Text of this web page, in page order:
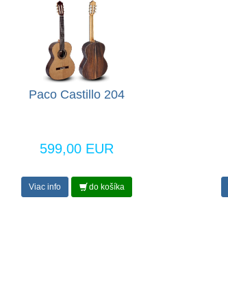
Paco Castillo 204
599,00 EUR
Viac info do košíka